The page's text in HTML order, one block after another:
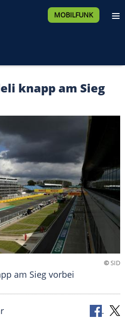
MOBILFUNK
knapp am Sieg
©SID
am Sieg vorbei